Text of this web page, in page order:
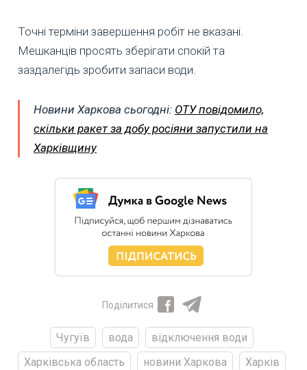
Точні терміни завершення робіт не вказані.
Мешканців просять зберігати спокій та
заздалегідь зробити запаси води.
Новини Харкова сьогодні: ОТУ повідомило,
скільки ракет за добу росіяни запустили на
Харківщину
Поділитися
Чугуїв вода
відключення води
Харківська область
новини Харкова Харків